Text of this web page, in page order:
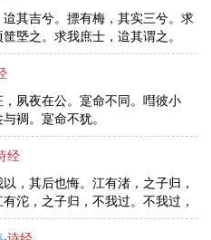
其吉兮。摽有梅，其实三兮。求
塈之。求我庶士，迨其谓之。
夙夜在公。寔命不同。嘒彼小
裯。寔命不犹。
经
，其后也悔。江有渚，之子归，
沱，之子归，不我过。不我过，